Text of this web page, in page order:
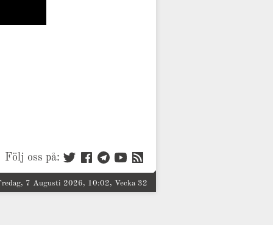
Följ oss på:
7 Augusti 2026, 10:02, Vecka 32